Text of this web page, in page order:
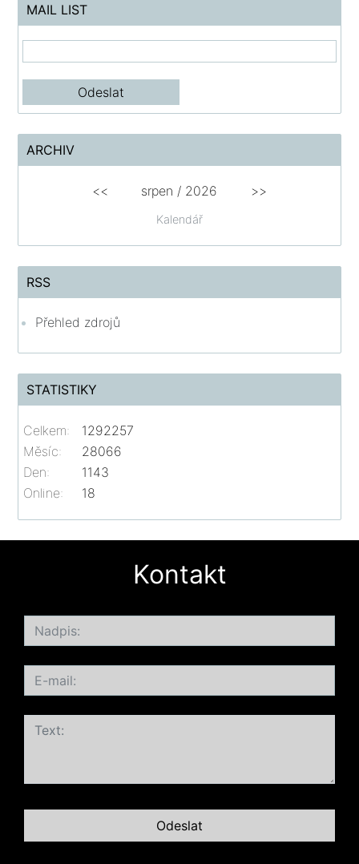
MAIL LIST
ARCHIV
Kalendář
<< srpen / 2026 >>
RSS
Přehled zdrojů
STATISTIKY
Online: 18
Celkem:
1292257
Měsíc:
28066
Den:
1143
Kontakt